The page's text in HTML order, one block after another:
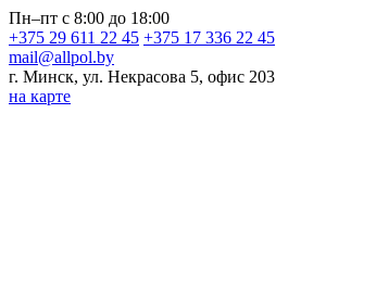
Пн–пт с 8:00 до 18:00
+375 29 611 22 45 +375 17 336 22 45
mail@allpol.by
г. Минск, ул. Некрасова 5, офис 203
на карте